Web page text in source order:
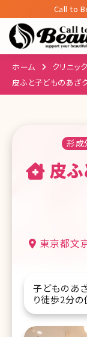
Call to
ホーム クリニッ
皮ふと子どものあざ
形成
皮ふ
東京都文
子どものあ
り徒歩2分